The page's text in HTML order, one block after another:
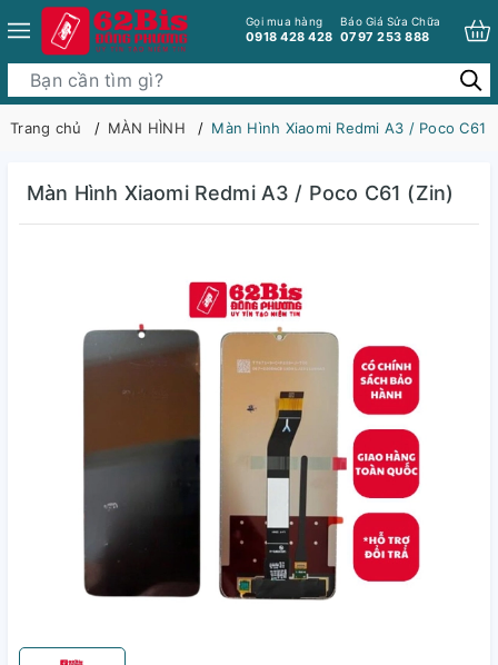
Gọi mua hàng
0918 428 428
Báo Giá Sửa Chữa
0797 253 888
Trang chủ MÀN HÌNH Màn Hình Xiaomi Redmi A3 / Poco C61
Màn Hình Xiaomi Redmi A3 / Poco C61 (Zin)